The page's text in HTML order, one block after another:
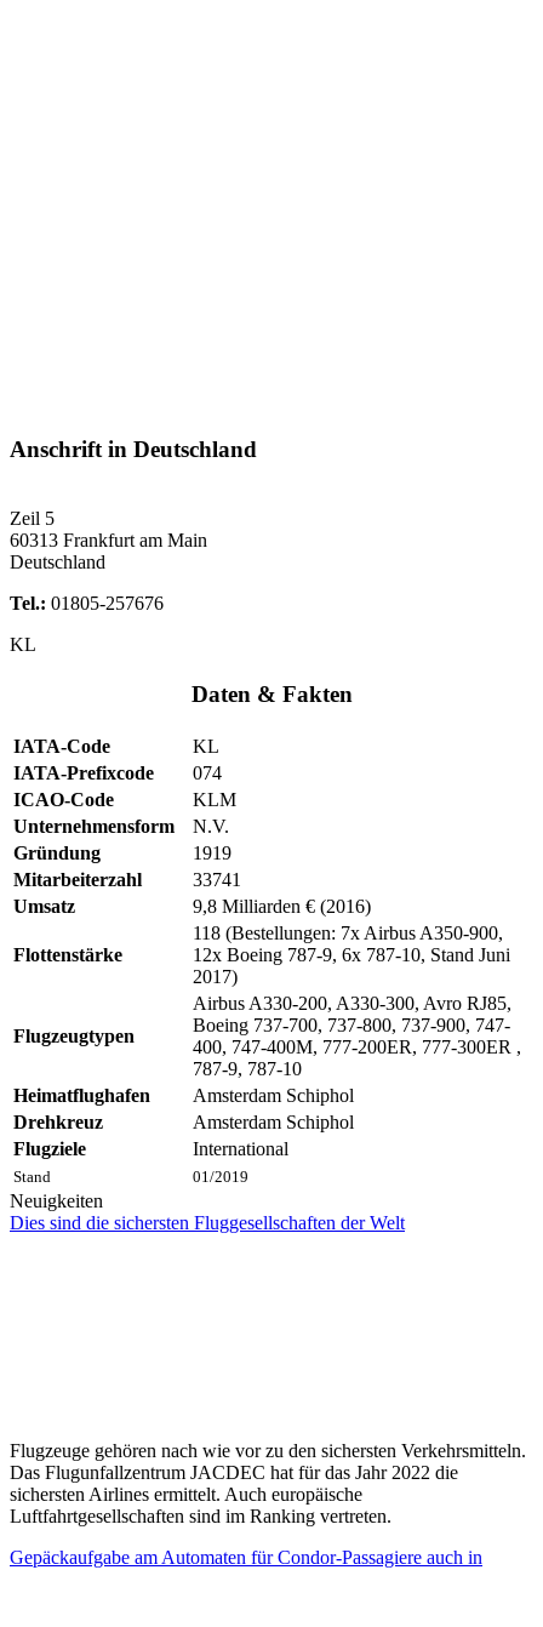
Anschrift in Deutschland
Zeil 5
60313 Frankfurt am Main
Deutschland
Tel.: 01805-257676
KL
Daten & Fakten
Stand 01/2019
IATA-Code
KL
IATA-Prefixcode
074
ICAO-Code
KLM
Unternehmensform
N.V.
Gründung
1919
Mitarbeiterzahl
33741
Umsatz
9,8 Milliarden € (2016)
Flottenstärke
118 (Bestellungen: 7x Airbus A350-900,
12x Boeing 787-9, 6x 787-10, Stand Juni
2017)
Flugzeugtypen
Airbus A330-200, A330-300, Avro RJ85,
Boeing 737-700, 737-800, 737-900, 747-
400, 747-400M, 777-200ER, 777-300ER ,
787-9, 787-10
Heimatflughafen
Amsterdam Schiphol
Drehkreuz
Amsterdam Schiphol
Flugziele
International
Neuigkeiten
Dies sind die sichersten Fluggesellschaften der Welt
Flugzeuge gehören nach wie vor zu den sichersten Verkehrsmitteln.
Das Flugunfallzentrum JACDEC hat für das Jahr 2022 die
sichersten Airlines ermittelt. Auch europäische
Luftfahrtgesellschaften sind im Ranking vertreten.
Gepäckaufgabe am Automaten für Condor-Passagiere auch in